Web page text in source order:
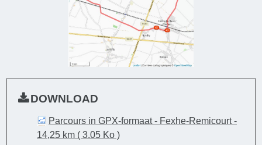
DOWNLOAD
Parcours in GPX-formaat - Fexhe-Remicourt -
14,25 km ( 3.05 Ko )